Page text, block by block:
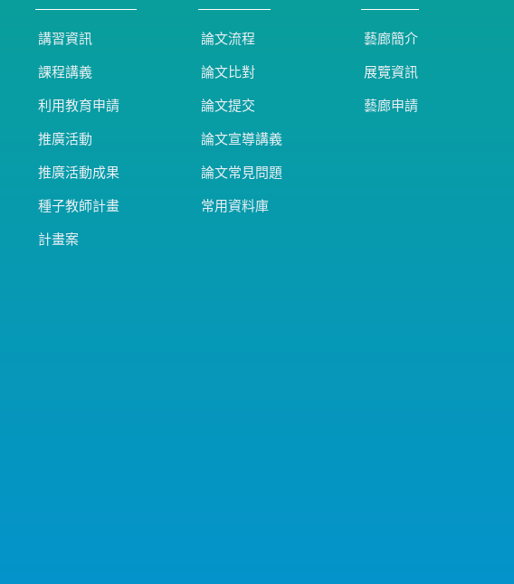
講習資訊
課程講義
利用教育申請
推廣活動
推廣活動成果
種子教師計畫
計畫案
論文流程
論文比對
論文提交
論文宣導講義
論文常見問題
常用資料庫
藝廊簡介
展覽資訊
藝廊申請